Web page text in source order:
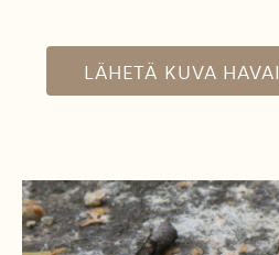
LÄHETÄ KUVA